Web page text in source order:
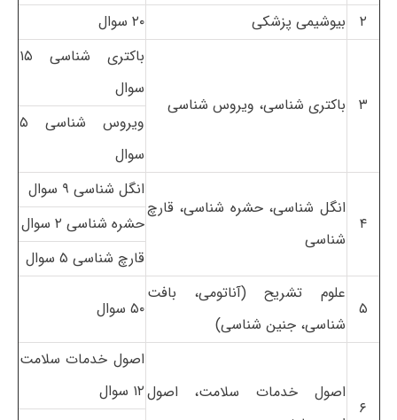
۲
بیوشیمی پزشکی ۲۰ سوال
۳ باکتری شناسی، ویروس شناسی
باکتری شناسی ۱۵
سوال
ویروس شناسی ۵
سوال
۴
انگل شناسی، حشره شناسی، قارچ
شناسی
انگل شناسی ۹ سوال
حشره شناسی ۲ سوال
قارچ شناسی ۵ سوال
۵
علوم تشریح (آناتومی، بافت
شناسی، جنین شناسی)
۵۰ سوال
۶
اصول خدمات سلامت، اصول
اصول خدمات سلامت
۱۲ سوال